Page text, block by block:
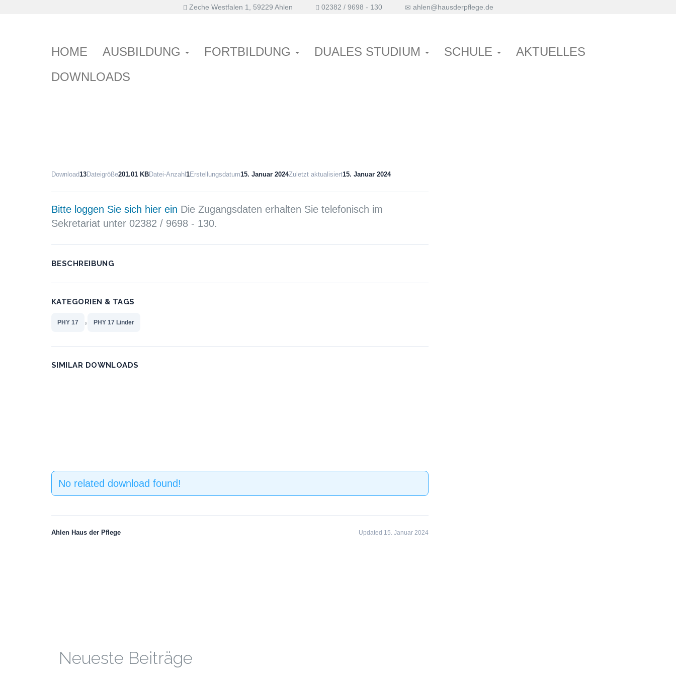
Zeche Westfalen 1, 59229 Ahlen 02382 / 9698 - 130 ahlen@hausderpflege.de
HOME AUSBILDUNG FORTBILDUNG DUALES STUDIUM SCHULE
AKTUELLES
DOWNLOADS
Download13Dateigröße201.01 KBDatei-Anzahl 1Erstellungsdatum15. Januar 2024Zuletzt aktualisiert15. Januar 2024
Bitte loggen Sie sich hier ein Die Zugangsdaten erhalten Sie telefonisch im
Sekretariat unter 02382 / 9698 - 130.
BESCHREIBUNG
KATEGORIEN & TAGS
PHY 17 , PHY 17 Linder
SIMILAR DOWNLOADS
No related download found!
Ahlen Haus der Pflege Updated 15. Januar 2024
Neueste Beiträge